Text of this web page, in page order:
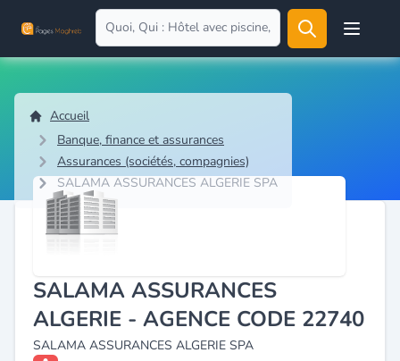
Open
Accueil
Banque, finance et assurances
Assurances (sociétés, compagnies)
SALAMA ASSURANCES ALGERIE SPA
SALAMA ASSURANCES
ALGERIE - AGENCE CODE 22740
SALAMA ASSURANCES ALGERIE SPA